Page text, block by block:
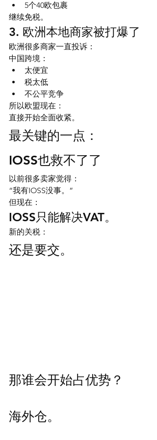
5个40欧包裹
继续免税。
3. 欧洲本地商家被打爆了
欧洲很多商家一直投诉：
中国跨境：
太便宜
税太低
不公平竞争
所以欧盟现在：
直接开始全面收紧。
最关键的一点：
IOSS也救不了了
以前很多卖家觉得：
“我有IOSS没事。”
但现在：
IOSS只能解决VAT。
新的关税：
还是要交。
那谁会开始占优势？
海外仓。